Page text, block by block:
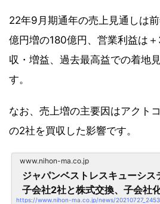
22年9月期通年の売上見通しは
億円増の180億円、営業利益は
収・増益、過去最高益での着地
す。
なお、売上増の主要因はアクト
の2社を買収した影響です。
www.nihon-ma.co.jp
ジャパンベストレスキューシ
子会社2社と株式交換、子会社
https://www.nihon-ma.co.jp/news/